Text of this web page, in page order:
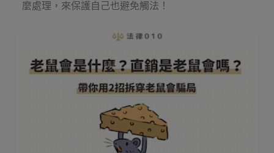
麼處理，來保護自己也避免觸法！